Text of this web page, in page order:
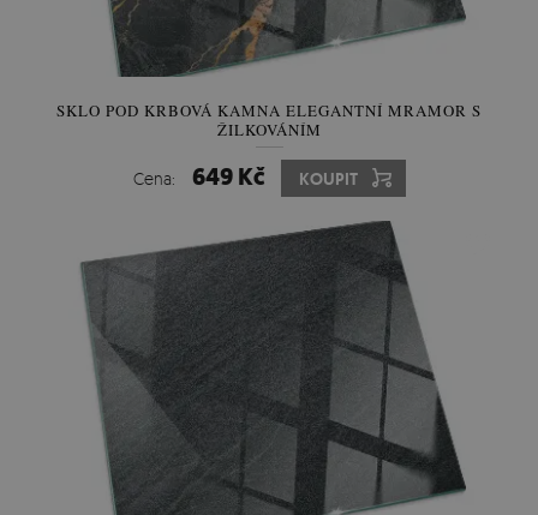
SKLO POD KRBOVÁ KAMNA ELEGANTNÍ MRAMOR S
ŽILKOVÁNÍM
Cena: 649 Kč KOUPIT